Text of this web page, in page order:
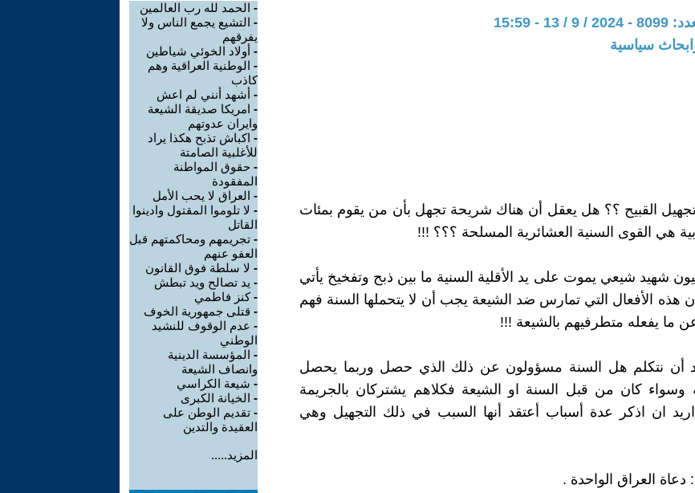
- 15:59
سياسية
القبيح ؟؟ هل يعقل أن هناك شريحة تجهل بأن من يقوم بمئات
هي القوى السنية العشائرية المسلحة ؟؟؟ !!!
شهيد شيعي يموت على يد الأقلية السنية ما بين ذبح وتفخيخ يأتي
هذه الأفعال التي تمارس ضد الشيعة يجب أن لا يتحملها السنة فهم
ما يفعله متطرفيهم بالشيعة !!!
أن نتكلم هل السنة مسؤولون عن ذلك الذي حصل وربما يحصل
وسواء كان من قبل السنة او الشيعة فكلاهم يشتركان بالجريمة
ان اذكر عدة أسباب أعتقد أنها السبب في ذلك التجهيل وهي
العراق الواحدة .
- الحمد لله رب العالمين
- التشيع يجمع الناس ولا
يفرقهم
- أولاد الخوئي شياطين
- الوطنية العراقية وهم
كاذب
- أشهد أنني لم اعش
- امريكا صديقة الشيعة
وايران عدوتهم
- اكباش تذبح هكذا يراد
للأغلبية الصامتة
- حقوق المواطنة
المفقودة
- العراق لا يحب الأمل
- لا تلوموا المقتول وادينوا
القاتل
- تجريمهم ومحاكمتهم قبل
العفو عنهم
- لا سلطة فوق القانون
- يد تصالح ويد تبطش
-كنز فاطمي
- قتلى جمهورية الخوف
- عدم الوقوف للنشيد
الوطني
- المؤسسة الدينية
وانصاف الشيعة
- شيعة الكراسي
- الخيانة الكبرى
- تقديم الوطن على
العقيدة والتدين
المزيد.....